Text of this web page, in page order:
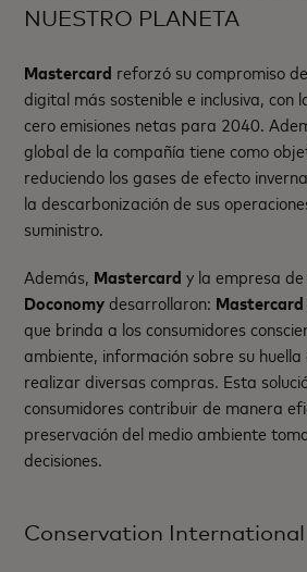
NUESTRO PLANETA
Mastercard reforzó su compromiso
digital más sostenible e inclusiva, con
cero emisiones netas para 2040.
global de la compañía tiene como
reduciendo los gases de efecto
la descarbonización de sus
suministro.
Además, Mastercard y la empresa
Doconomydesarrollaron:
que brinda a los consumidores
ambiente, información sobre su
realizar diversas compras. Esta
consumidores contribuir de manera
preservación del medio ambiente
decisiones.
Conservation International